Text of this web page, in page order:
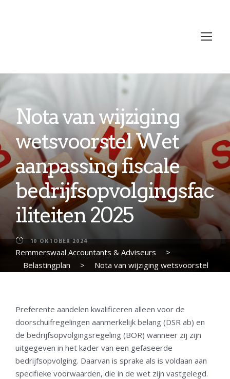
Nota van wijziging
wetsvoorstel Wet
aanpassing fiscale
bedrijfsopvolgingsfac
iliteiten 2025
10 OKTOBER 2024
Remmerswaal Accountants & Adviseurs
>
Belastingplan
>
Nota van wijziging wetsvoorstel
Preferente aandelen kwalificeren alleen voor de
doorschuifregelingen aanmerkelijk belang (DSR ab) en
de bedrijfsopvolgingsregeling (BOR) wanneer zij zijn
uitgegeven in het kader van een gefaseerde
bedrijfsopvolging. Daarvan is sprake als is voldaan aan
specifieke voorwaarden, die in de wet zijn vastgelegd.